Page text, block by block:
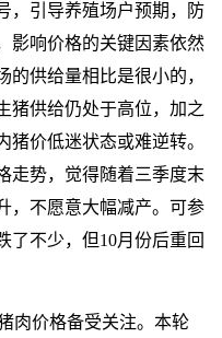
，引导养殖场户预期，防
影响价格的关键因素依然
供给量相比是很小的，
猪供给仍处于高位，加之
价低迷状态或难逆转。
走势，觉得随着三季度末
，不愿意大幅减产。可参
了不少，但10月份后重回
肉价格备受关注。本轮